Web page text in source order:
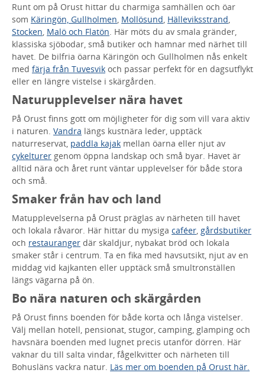
Runt om på Orust hittar du charmiga samhällen och öar
som Käringön, Gullholmen Mollösund Hälleviksstrand
Stocken Malö och Flatön . Här möts du av smala gränder,
klassiska sjöbodar, små butiker och hamnar med närhet till
havet. De bilfria öarna Käringön och Gullholmen nås enkelt
med färja från Tuvesvik och passar perfekt för en dagsutflykt
eller en längre vistelse i skärgården.
Naturupplevelser nära havet
På Orust finns gott om möjligheter för dig som vill vara aktiv
i naturen. Vandra längs kustnära leder, upptäck
naturreservat, paddla kajak mellan öarna eller njut av
cykelturer genom öppna landskap och små byar. Havet är
alltid nära och året runt väntar upplevelser för både stora
och små.
Smaker från hav och land
Matupplevelserna på Orust präglas av närheten till havet
och lokala råvaror. Här hittar du mysiga caféer gårdsbutiker
och restauranger där skaldjur, nybakat bröd och lokala
smaker står i centrum. Ta en fika med havsutsikt, njut av en
middag vid kajkanten eller upptäck små smultronställen
längs vägarna på ön.
Bo nära naturen och skärgården
På Orust finns boenden för både korta och långa vistelser.
Välj mellan hotell, pensionat, stugor, camping, glamping och
havsnära boenden med lugnet precis utanför dörren. Här
vaknar du till salta vindar, fågelkvitter och närheten till
Bohusläns vackra natur. Läs mer om boenden på Orust här.